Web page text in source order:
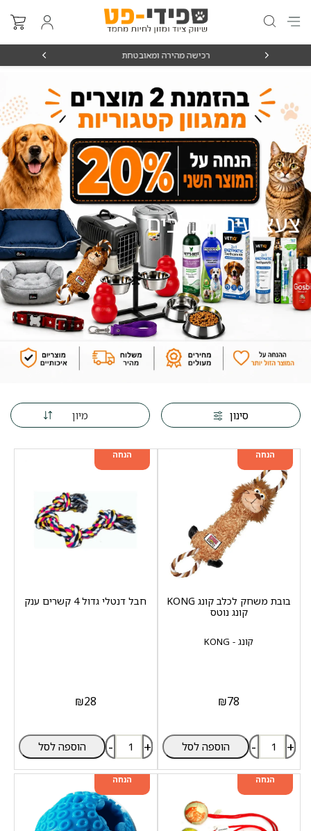
מאז 1998
צעצועים לכלבים
סינון מיון
מוצר שני ב-20%
הנחה
קונג - KONG
בובת משחק לכלב קונג KONG
קונג נוטס
₪78
- + הוספה לסל
מוצר שני ב-20%
הנחה
חבל דנטלי גדול 4 קשרים ענק
₪28
- + הוספה לסל
מוצר שני ב-20%
הנחה
מוצר שני ב-20%
הנחה